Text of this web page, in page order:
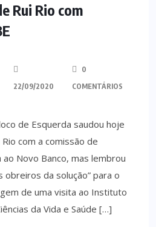
Rui Rio com
22/09/2020
0
COMENTÁRIOS
de Esquerda saudou hoje
com a comissão de
Novo Banco, mas lembrou
obreiros da solução” para o
de uma visita ao Instituto
da Vida e Saúde […]